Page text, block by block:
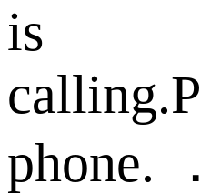
is
phone. ．